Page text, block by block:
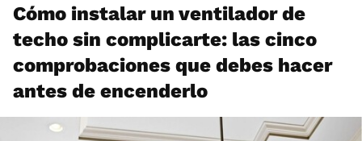
Cómo instalar un ventilador de
techo sin complicarte: las cinco
comprobaciones que debes hacer
antes de encenderlo